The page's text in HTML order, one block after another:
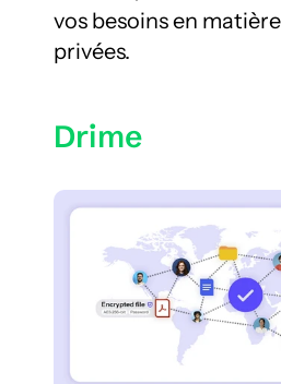
vos besoins en
privées.
Drime